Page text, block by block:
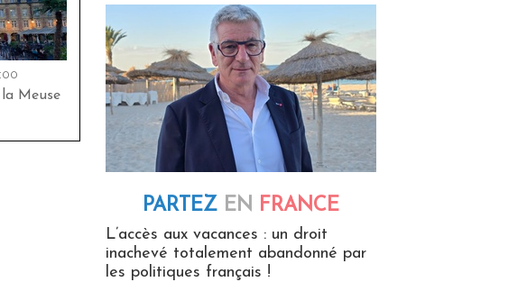
Meuse
PARTEZ EN FRANCE
L’accès aux vacances : un droit
inachevé totalement abandonné par
les politiques français !